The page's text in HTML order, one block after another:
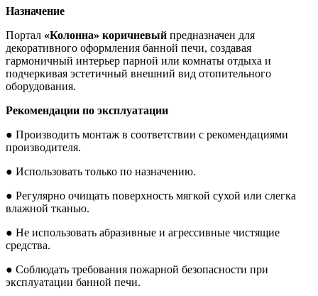
Назначение
Портал «Колонна» коричневый предназначен для
декоративного оформления банной печи, создавая
гармоничный интерьер парной или комнаты отдыха и
подчеркивая эстетичный внешний вид отопительного
оборудования.
Рекомендации по эксплуатации
● Производить монтаж в соответствии с рекомендациями
производителя.
● Использовать только по назначению.
● Регулярно очищать поверхность мягкой сухой или слегка
влажной тканью.
● Не использовать абразивные и агрессивные чистящие
средства.
● Соблюдать требования пожарной безопасности при
эксплуатации банной печи.